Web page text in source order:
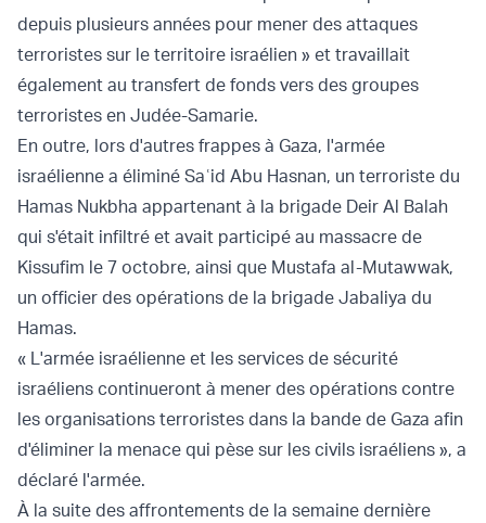
depuis plusieurs années pour mener des attaques
terroristes sur le territoire israélien » et travaillait
également au transfert de fonds vers des groupes
terroristes en Judée-Samarie.
En outre, lors d'autres frappes à Gaza, l'armée
israélienne a éliminé Saʿid Abu Hasnan, un terroriste du
Hamas Nukbha appartenant à la brigade Deir Al Balah
qui s'était infiltré et avait participé au massacre de
Kissufim le 7 octobre, ainsi que Mustafa al-Mutawwak,
un officier des opérations de la brigade Jabaliya du
Hamas.
« L'armée israélienne et les services de sécurité
israéliens continueront à mener des opérations contre
les organisations terroristes dans la bande de Gaza afin
d'éliminer la menace qui pèse sur les civils israéliens », a
déclaré l'armée.
À la suite des affrontements de la semaine dernière